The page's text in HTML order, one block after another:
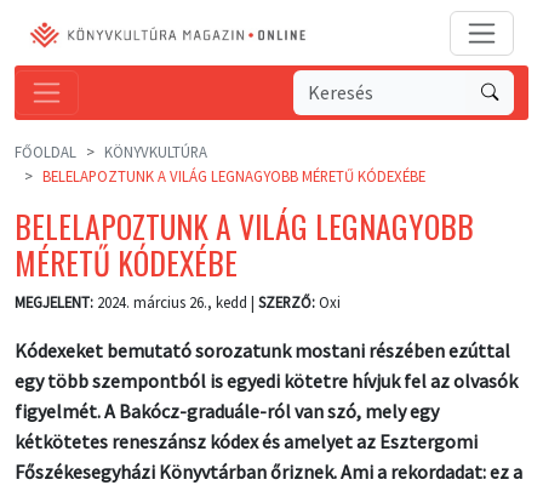
FŐOLDAL
KÖNYVKULTÚRA
BELELAPOZTUNK A VILÁG LEGNAGYOBB MÉRETŰ KÓDEXÉBE
BELELAPOZTUNK A VILÁG LEGNAGYOBB
MÉRETŰ KÓDEXÉBE
MEGJELENT: 2024. március 26., kedd | SZERZŐ:Oxi
Kódexeket bemutató sorozatunk mostani részében ezúttal
egy több szempontból is egyedi kötetre hívjuk fel az olvasók
figyelmét. A Bakócz-graduále-ról van szó, mely egy
kétkötetes reneszánsz kódex és amelyet az Esztergomi
Főszékesegyházi Könyvtárban őriznek. Ami a rekordadat: ez a